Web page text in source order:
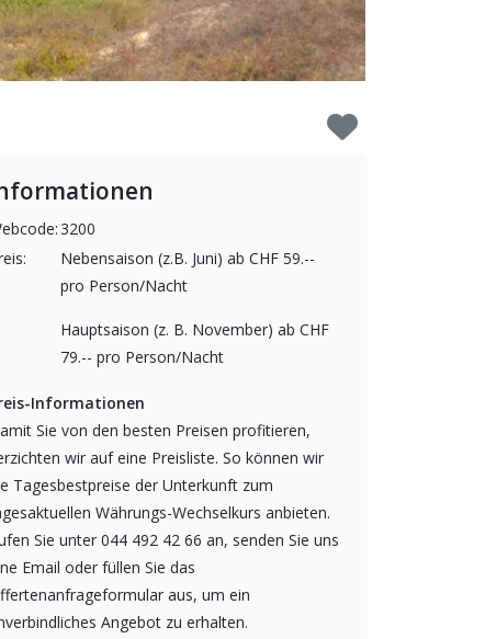
3200
Nebensaison (z.B. Juni) ab CHF 59.--
pro Person/Nacht
Hauptsaison (z. B. November) ab CHF
79.-- pro Person/Nacht
Informationen
Sie von den besten Preisen profitieren,
wir auf eine Preisliste. So können wir
Tagesbestpreise der Unterkunft zum
Währungs-Wechselkurs anbieten.
Sie unter 044 492 42 66 an, senden Sie uns
Email oder füllen Sie das
aus, um ein
Angebot zu erhalten.